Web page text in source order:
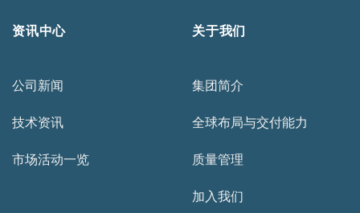
资讯中心
公司新闻
技术资讯
市场活动一览
关于我们
集团简介
全球布局与交付能力
质量管理
加入我们